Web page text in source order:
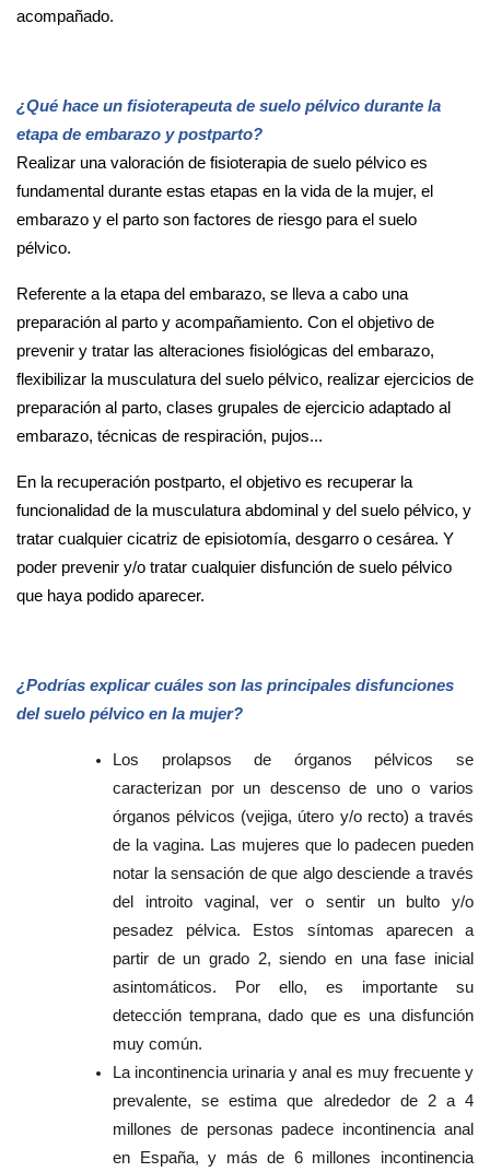
acompañado.
¿Qué hace un fisioterapeuta de suelo pélvico durante la
etapa de embarazo y postparto?
Realizar una valoración de fisioterapia de suelo pélvico es
fundamental durante estas etapas en la vida de la mujer, el
embarazo y el parto son factores de riesgo para el suelo
pélvico.
Referente a la etapa del embarazo, se lleva a cabo una
preparación al parto y acompañamiento. Con el objetivo de
prevenir y tratar las alteraciones fisiológicas del embarazo,
flexibilizar la musculatura del suelo pélvico, realizar ejercicios de
preparación al parto, clases grupales de ejercicio adaptado al
embarazo, técnicas de respiración, pujos...
En la recuperación postparto, el objetivo es recuperar la
funcionalidad de la musculatura abdominal y del suelo pélvico, y
tratar cualquier cicatriz de episiotomía, desgarro o cesárea. Y
poder prevenir y/o tratar cualquier disfunción de suelo pélvico
que haya podido aparecer.
¿Podrías explicar cuáles son las principales disfunciones
del suelo pélvico en la mujer?
Los prolapsos de órganos pélvicos se
caracterizan por un descenso de uno o varios
órganos pélvicos (vejiga, útero y/o recto) a través
de la vagina. Las mujeres que lo padecen pueden
notar la sensación de que algo desciende a través
del introito vaginal, ver o sentir un bulto y/o
pesadez pélvica. Estos síntomas aparecen a
partir de un grado 2, siendo en una fase inicial
asintomáticos. Por ello, es importante su
detección temprana, dado que es una disfunción
muy común.
La incontinencia urinaria y anal es muy frecuente y
prevalente, se estima que alrededor de 2 a 4
millones de personas padece incontinencia anal
en España, y más de 6 millones incontinencia